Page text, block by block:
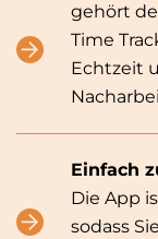
gehört
Time
Echtzeit
Einfach
Die App
sodass